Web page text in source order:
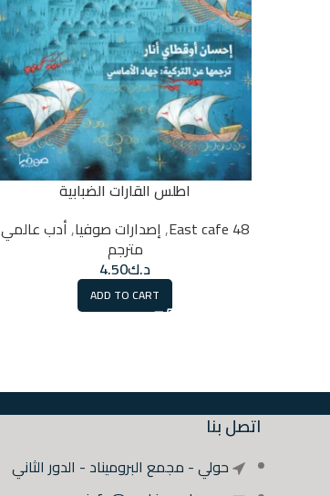
اطلس القارات الضبابية
48 East cafe
,إصدارات صوفيا,أدب عالمي
مترجم
د.ك4.50
ADD TO CART
اتصل بنا
حولي - مجمع البروميناد - الدور الثاني